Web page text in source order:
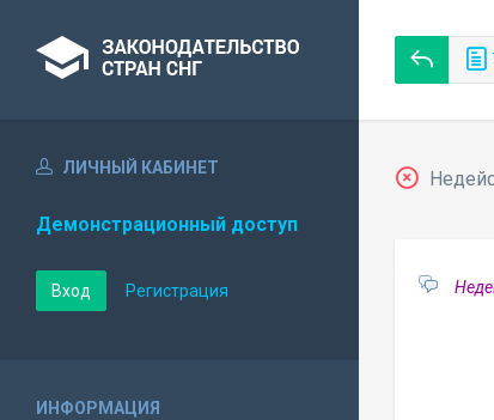
ЛИЧНЫЙ КАБИНЕТ
Демонстрационный доступ
Вход Регистрация
ИНФОРМАЦИЯ